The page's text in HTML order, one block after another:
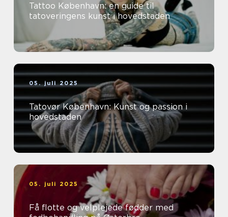
Tattoo København: en guide til
tatoveringens kunst i hovedstaden
05. juli 2025
Tatovør København: Kunst og passion i
hovedstaden
05. juli 2025
Få flotte og velplejede fødder med